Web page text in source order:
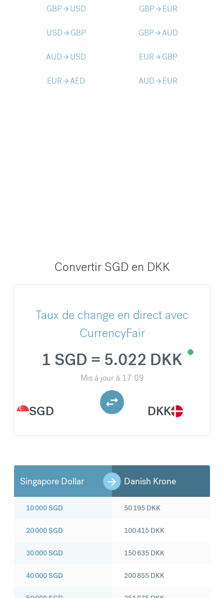
GBParrow_forward USD GBParrow_forward EUR
USDarrow_forward GBP GBParrow_forwardAUD
AUDarrow_forward USD EURarrow_forward GBP
EURarrow_forwardAED AUDarrow_forward EUR
Convertir SGD en DKK
Taux de change en direct avec
CurrencyFair
SGD
1 SGD = 5.022 DKK
Mis à jour à 17:09
DKK
Singapore Dollar Danish Krone
10 000SGD
20 000SGD
30 000SGD
40 000SGD
50 195 DKK
100 415 DKK
150 635 DKK
200 855 DKK